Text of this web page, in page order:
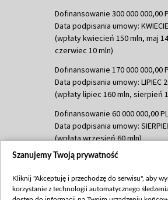
Dofinansowanie 300 000 000,00
Data podpisania umowy:
(wpłaty kwiecień 150 mln, maj
czerwiec 10 mln)
Dofinansowanie 170 000 000,00
Data podpisania umowy: LIPIEC
(wpłaty lipiec 160 mln, sierpień
Dofinansowanie 60 000 000,00
Data podpisania umowy:
(wpłata wrzesień 60 mln)
Dofinansowanie 635 783 051,21
(wpłata wrzesień 100 mln,
mln, listopad 265 mln)
Szanujemy Twoją prywatność
Kliknij "Akceptuję i przechodzę do serwisu", aby
korzystanie z technologii automatycznego